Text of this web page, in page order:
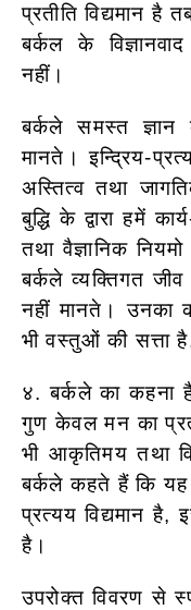
प्रतीति विद्यमान
बर्कल के
नहीं।
बर्कले समस्त ज्ञान
मानते। इन्द्रिय-
अस्तित्व तथा
बुद्धि के द्वारा हमें
तथा वैज्ञानिक
बर्कले व्यक्तिगत
नहीं मानते। उनका
भी वस्तुओं की सत्ता
४. बर्कले का कहना
गुण केवल मन का
भी आकृतिमय तथा
बर्कले कहते हैं कि
प्रत्यय विद्यमान
है।
उपरोक्त विवरण से